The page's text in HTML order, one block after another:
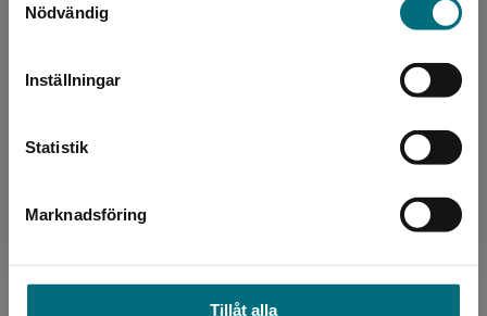
Nödvändig
Inställningar
Statistik
Marknadsföring
Tillåt alla
Sverige. För att kunna slutföra ett köp måste
Eva Mosegaard Amdisen, bosatt utanför Århus
översättare och redaktör. Hon är en stor
djurälskare och har bla...